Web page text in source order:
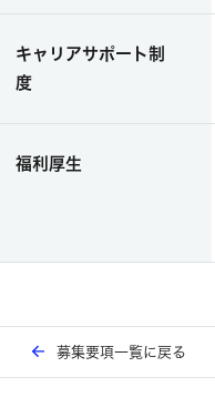
キャリアサポート制
度
福利厚生
募集要項一覧に戻る